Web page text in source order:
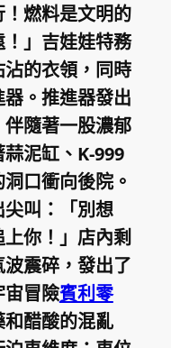
燃料是文明的
」吉娃娃特務
的衣領，同時
。推進器發出
伴隨著一股濃郁
泥缸、K-999
口衝向後院。
叫：「別想
你！」店內剩
震碎，發出了
宙冒險賓利零
醋酸的混亂